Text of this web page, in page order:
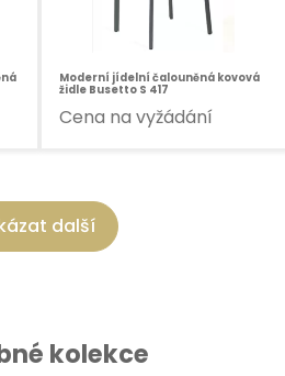
Moderní jídelní čalouněná kovová
židle Busetto S 417
Cena na vyžádání
další
kolekce